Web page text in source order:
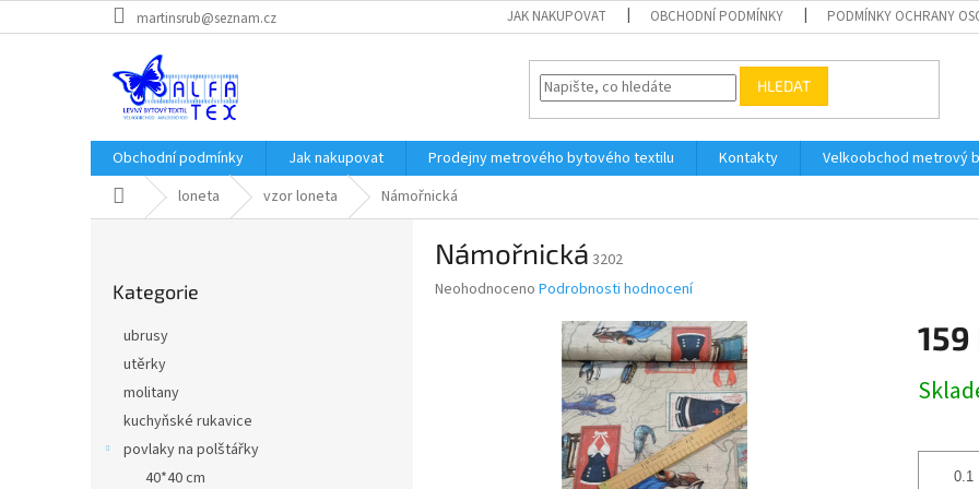
na
martinsrub@seznam.cz JAK NAKUPOVAT OBCHODNÍ PODMÍNKY PODMÍNKY OCHRANY
HLEDAT
Obchodní podmínky Jak nakupovat Prodejny metrového bytového textilu Kontakty Velkoobchod metrový
Domů loneta vzor loneta Námořnická
kategorie
Kategorie
ubrusy
utěrky
molitany
kuchyňské rukavice
povlaky na polštářky
40*40 cm
Námořnická 3202
Průměrné
Neohodnoceno Podrobnosti hodnocení
159
cena: